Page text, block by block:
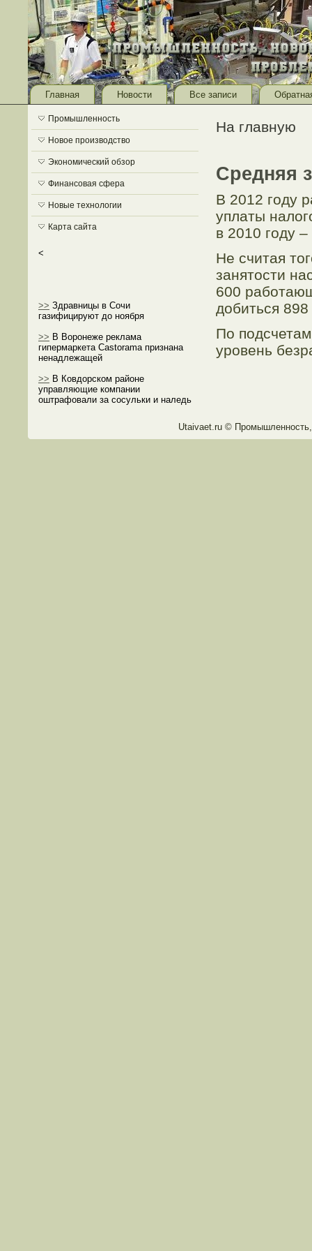
Главная Новости Все записи
Промышленность
Новое производство
Экономический обзор
Финансовая сфера
Новые технологии
Карта сайта
<
>> Здравницы в Сочи
газифицируют до ноября
>> В Воронеже реклама
гипермаркета Castorama признана
ненадлежащей
>> В Ковдорском районе
управляющие компании
оштрафовали за сосульки и наледь
На главную
Средняя
В 2012 году
уплаты
в 2010 году
Не считая
занятости
600
добиться
По
уровень
Utaivaet.ru ©